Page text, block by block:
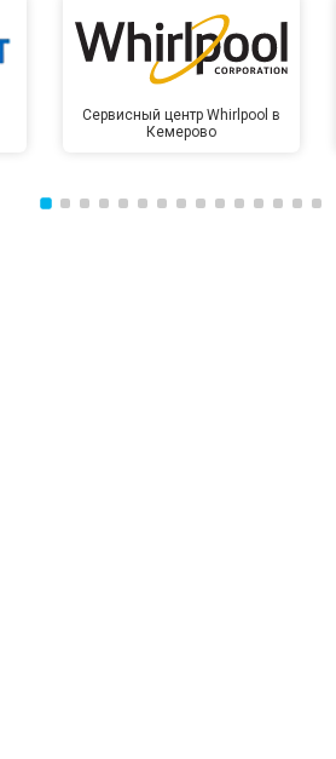
Сервисный центр Whirlpool в
Кемерово